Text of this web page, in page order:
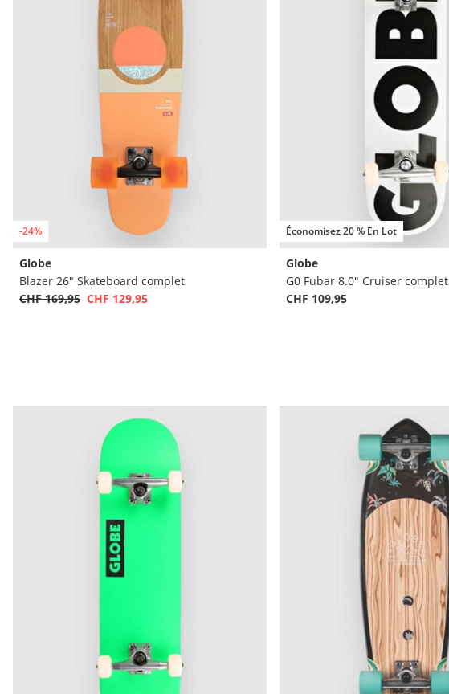
-24%
Globe
Blazer 26" Skateboard complet
CHF 169,95 CHF 129,95
Économisez 20 % En Lot
Globe
G0 Fubar 8.0" Cruiser complet
CHF 109,95